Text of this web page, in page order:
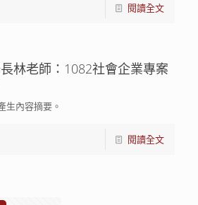
閱讀全文
林老師：1082社會企業專案
生內容摘要。
閱讀全文